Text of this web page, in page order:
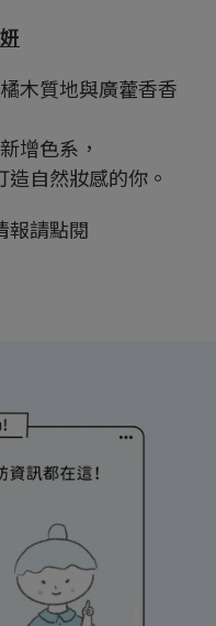
木質地與廣藿香香
增色系，
自然妝感的你。
報請點閱